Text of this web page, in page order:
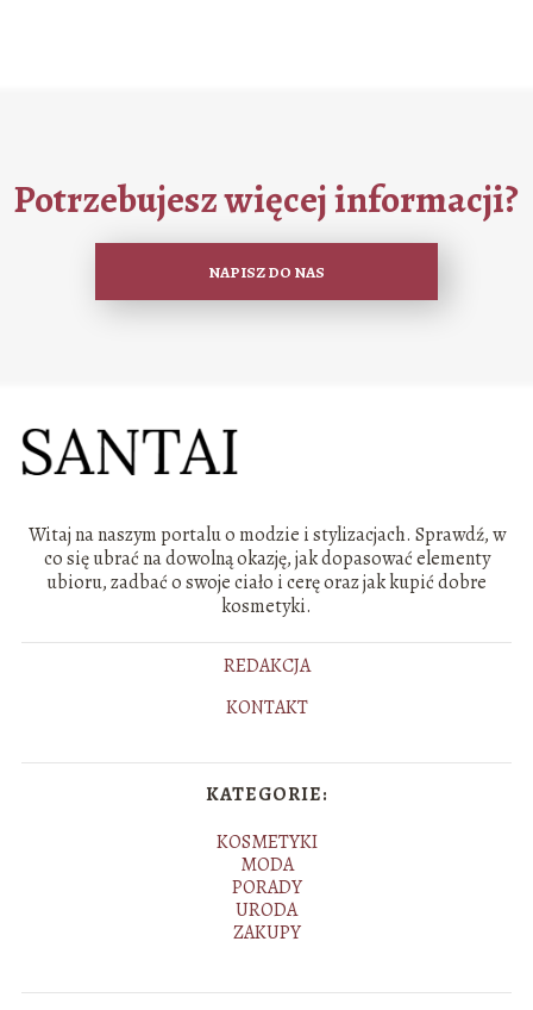
Potrzebujesz więcej informacji?
NAPISZ DO NAS
Witaj na naszym portalu o modzie i stylizacjach. Sprawdź, w
co się ubrać na dowolną okazję, jak dopasować elementy
ubioru, zadbać o swoje ciało i cerę oraz jak kupić dobre
kosmetyki.
REDAKCJA
KONTAKT
KATEGORIE:
KOSMETYKI
MODA
PORADY
URODA
ZAKUPY